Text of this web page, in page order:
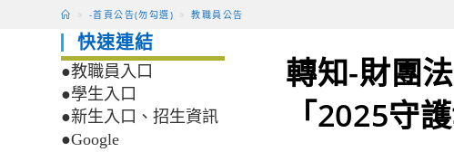
> -首頁公告(勿勾選) > 教職員公告
轉知-財團
「2025守
快速連結
●教職員入口
●學生入口
●新生入口、招生資訊
●Google